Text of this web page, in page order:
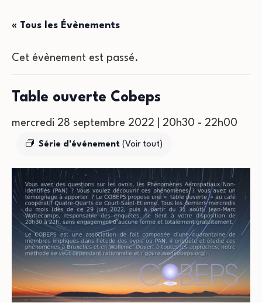
« Tous les Évènements
Cet évènement est passé.
Table ouverte Cobeps
mercredi 28 septembre 2022 | 20h30 - 22h00
Série d'événement (Voir tout)